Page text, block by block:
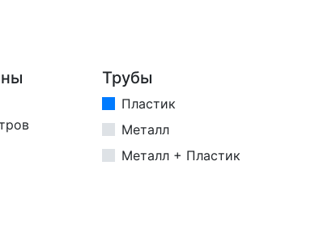
Трубы
Пластик
Металл
Металл + Пластик